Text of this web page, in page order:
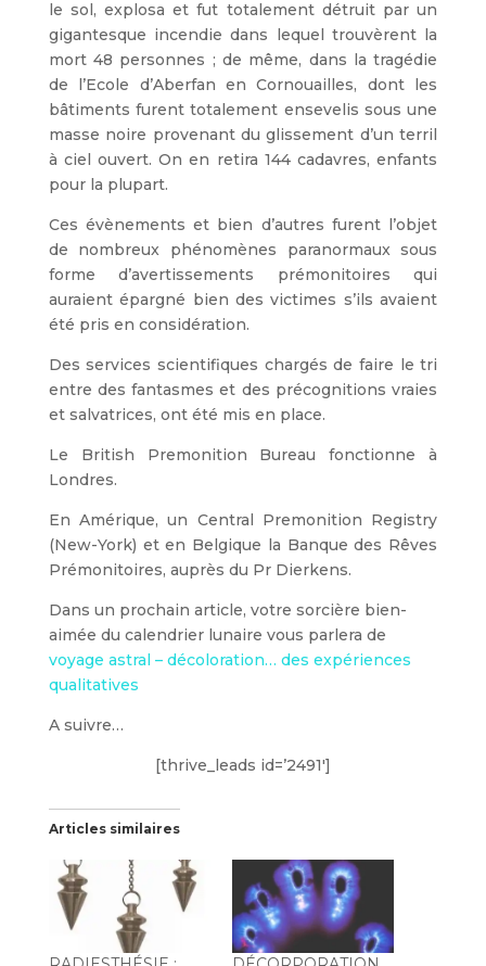
le sol, explosa et fut totalement détruit par un
gigantesque incendie dans lequel trouvèrent la
mort 48 personnes ; de même, dans la tragédie
de l’Ecole d’Aberfan en Cornouailles, dont les
bâtiments furent totalement ensevelis sous une
masse noire provenant du glissement d’un terril
à ciel ouvert. On en retira 144 cadavres, enfants
pour la plupart.
Ces évènements et bien d’autres furent l’objet
de nombreux phénomènes paranormaux sous
forme d’avertissements prémonitoires qui
auraient épargné bien des victimes s’ils avaient
été pris en considération.
Des services scientifiques chargés de faire le tri
entre des fantasmes et des précognitions vraies
et salvatrices, ont été mis en place.
Le British Premonition Bureau fonctionne à
Londres.
En Amérique, un Central Premonition Registry
(New-York) et en Belgique la Banque des Rêves
Prémonitoires, auprès du Pr Dierkens.
Dans un prochain article, votre sorcière bien-
aimée du calendrier lunaire vous parlera de
voyage astral – décoloration… des expériences
qualitatives
A suivre…
[thrive_leads id=’2491′]
Articles similaires